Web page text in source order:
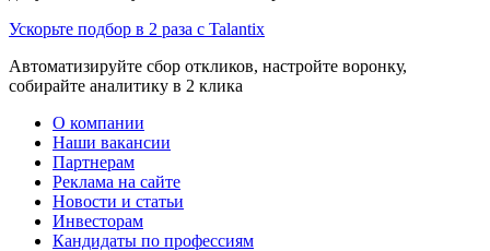
Ускорьте подбор в 2 раза с Talantix
Автоматизируйте сбор откликов, настройте воронку,
собирайте аналитику в 2 клика
О компании
Наши вакансии
Партнерам
Реклама на сайте
Новости и статьи
Инвесторам
Кандидаты по профессиям